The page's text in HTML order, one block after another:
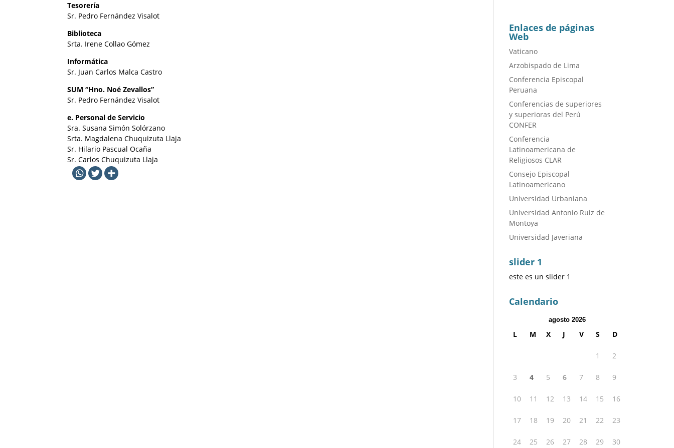
Tesorería
Sr. Pedro Fernández Visalot
Biblioteca
Srta. Irene Collao Gómez
Informática
Sr. Juan Carlos Malca Castro
SUM “Hno. Noé Zevallos”
Sr. Pedro Fernández Visalot
e. Personal de Servicio
Sra. Susana Simón Solórzano
Srta. Magdalena Chuquizuta Llaja
Sr. Hilario Pascual Ocaña
Sr. Carlos Chuquizuta Llaja
Enlaces de páginas
Web
Vaticano
Arzobispado de Lima
Conferencia Episcopal
Peruana
Conferencias de superiores
y superioras del Perú
CONFER
Conferencia
Latinoamericana de
Religiosos CLAR
Consejo Episcopal
Latinoamericano
Universidad Urbaniana
Universidad Antonio Ruiz de
Montoya
Universidad Javeriana
slider 1
este es un slider 1
Calendario
agosto 2026
L M X J V S D
1 2
3 4 5 6 7 8 9
10 11 12 13 14 15 16
17 18 19 20 21 22 23
24 25 26 27 28 29 30